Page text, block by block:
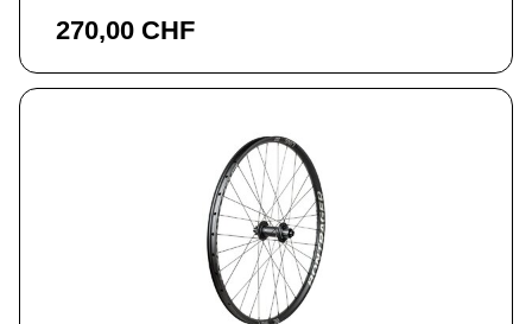
270,00 CHF